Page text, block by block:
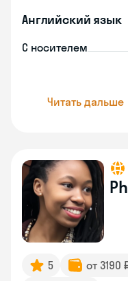
Английский язык
С носителем
Читать дальше
5 от 3190